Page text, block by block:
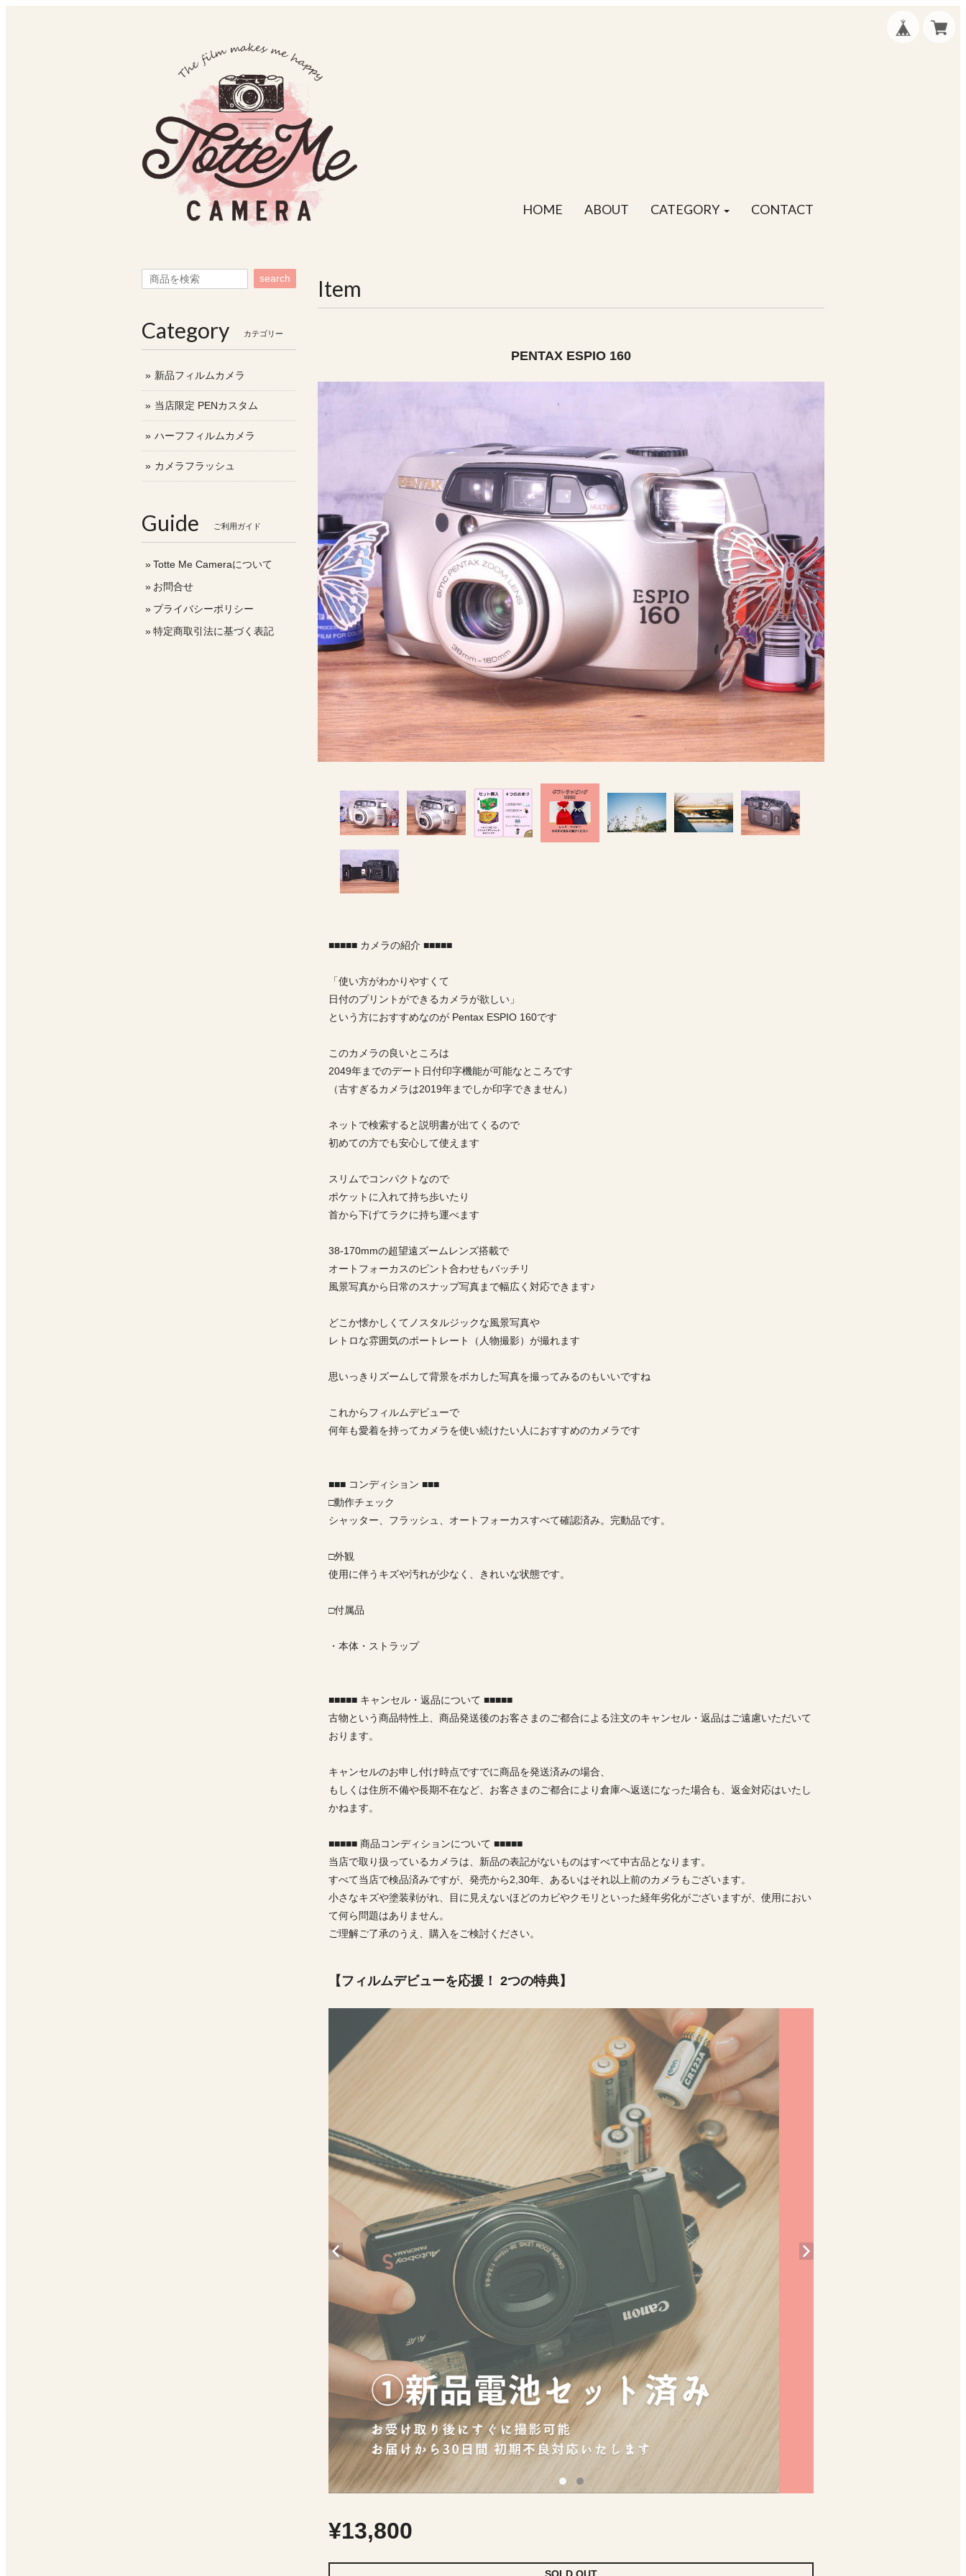
HOME ABOUT CATEGORY CONTACT
Item
PENTAX ESPIO 160
■■■■■ カメラの紹介 ■■■■■
「使い方がわかりやすくて
日付のプリントができるカメラが欲しい」
という方におすすめなのが Pentax ESPIO 160です
このカメラの良いところは
2049年までのデート日付印字機能が可能なところです
（古すぎるカメラは2019年までしか印字できません）
ネットで検索すると説明書が出てくるので
初めての方でも安心して使えます
スリムでコンパクトなので
ポケットに入れて持ち歩いたり
首から下げてラクに持ち運べます
38-170mmの超望遠ズームレンズ搭載で
オートフォーカスのピント合わせもバッチリ
風景写真から日常のスナップ写真まで幅広く対応できます♪
どこか懐かしくてノスタルジックな風景写真や
レトロな雰囲気のポートレート（人物撮影）が撮れます
思いっきりズームして背景をボカした写真を撮ってみるのもいいですね
これからフィルムデビューで
何年も愛着を持ってカメラを使い続けたい人におすすめのカメラです
■■■ コンディション ■■■
□動作チェック
シャッター、フラッシュ、オートフォーカスすべて確認済み。完動品です。
□外観
使用に伴うキズや汚れが少なく、きれいな状態です。
□付属品
・本体・ストラップ
■■■■■ キャンセル・返品について ■■■■■
古物という商品特性上、商品発送後のお客さまのご都合による注文のキャンセル・返品はご遠慮いただいて
おります。
キャンセルのお申し付け時点ですでに商品を発送済みの場合、
もしくは住所不備や長期不在など、お客さまのご都合により倉庫へ返送になった場合も、返金対応はいたし
かねます。
■■■■■ 商品コンディションについて ■■■■■
当店で取り扱っているカメラは、新品の表記がないものはすべて中古品となります。
すべて当店で検品済みですが、発売から2,30年、あるいはそれ以上前のカメラもございます。
小さなキズや塗装剥がれ、目に見えないほどのカビやクモリといった経年劣化がございますが、使用におい
て何ら問題はありません。
ご理解ご了承のうえ、購入をご検討ください。
【フィルムデビューを応援！ 2つの特典】
¥13,800
search
Category カテゴリー
新品フィルムカメラ
当店限定 PENカスタム
ハーフフィルムカメラ
カメラフラッシュ
Guide ご利用ガイド
Totte Me Cameraについて
お問合せ
プライバシーポリシー
特定商取引法に基づく表記